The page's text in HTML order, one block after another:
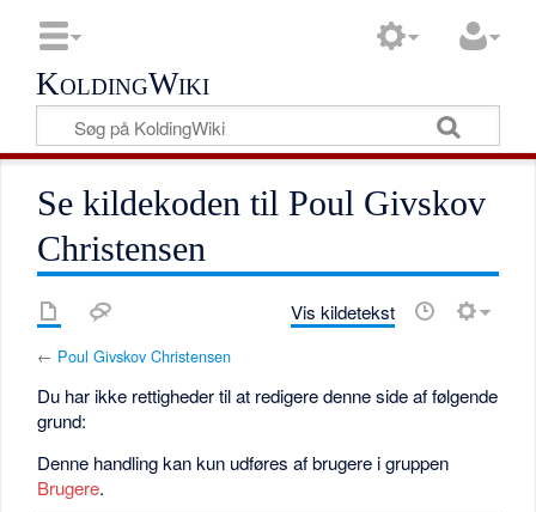
KoldingWiki
Se kildekoden til Poul Givskov
Christensen
Vis kildetekst
← Poul Givskov Christensen
Du har ikke rettigheder til at redigere denne side af følgende
grund:
Denne handling kan kun udføres af brugere i gruppen
Brugere.